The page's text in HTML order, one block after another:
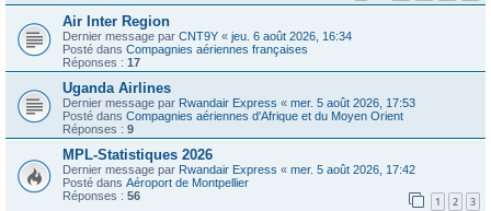
Air Inter Region
Dernier message par CNT9Y « jeu. 6 août 2026, 16:34
Posté dans Compagnies aériennes françaises
Réponses : 17
Uganda Airlines
Dernier message par Rwandair Express « mer. 5 août 2026, 17:53
Posté dans Compagnies aériennes d'Afrique et du Moyen Orient
Réponses : 9
MPL-Statistiques 2026
Dernier message par Rwandair Express « mer. 5 août 2026, 17:42
Posté dans Aéroport de Montpellier
Réponses : 56 1 2 3